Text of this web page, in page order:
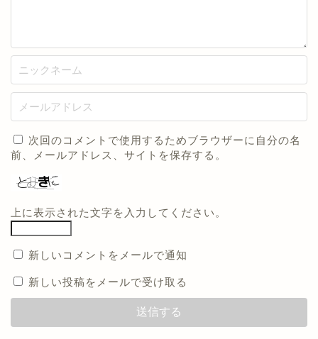
次回のコメントで使用するためブラウザーに自分の名
前、メールアドレス、サイトを保存する。
上に表示された文字を入力してください。
新しいコメントをメールで通知
新しい投稿をメールで受け取る